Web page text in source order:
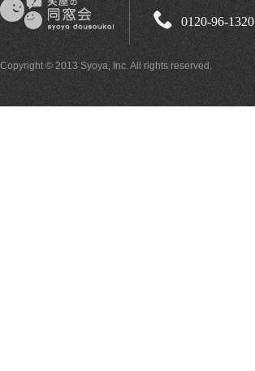
0120-96-1320
Copyright © 2013 Syoya, Inc. All rights reserved.